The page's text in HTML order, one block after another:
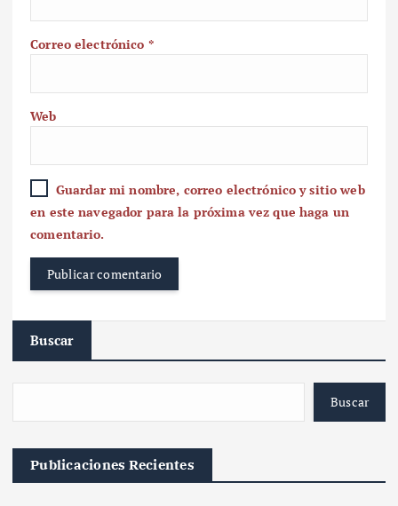
Correo electrónico *
Web
Guardar mi nombre, correo electrónico y sitio web
en este navegador para la próxima vez que haga un
comentario.
Buscar
Buscar
Publicaciones Recientes